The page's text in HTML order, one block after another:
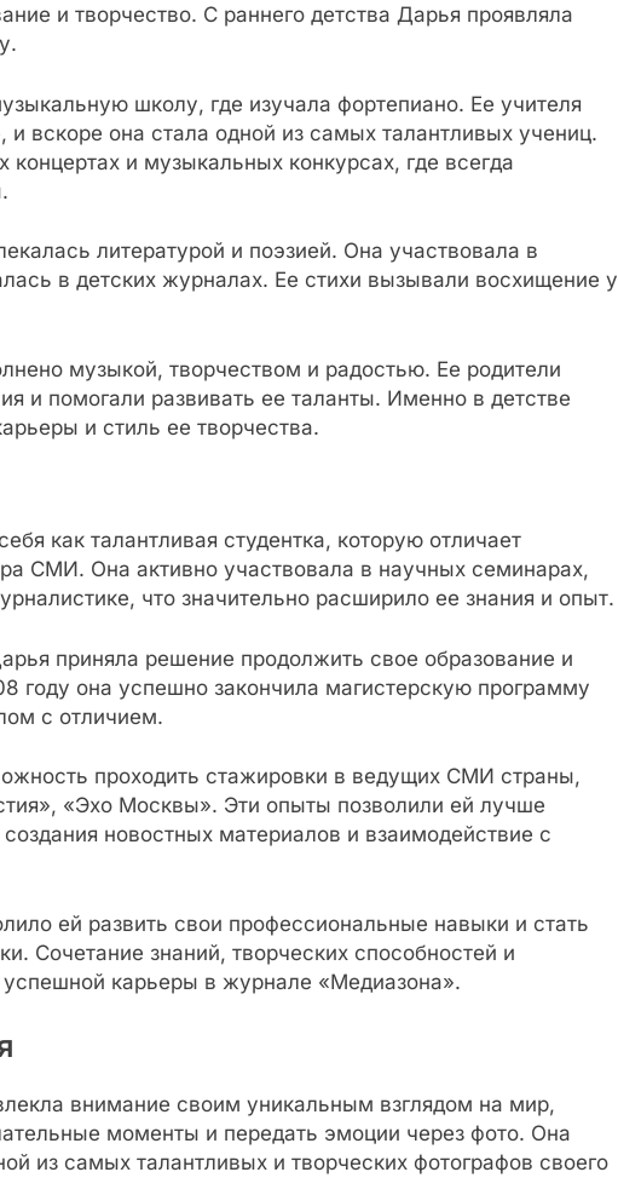
и творчество. С раннего детства Дарья проявляла
школу, где изучала фортепиано. Ее учителя
и вскоре она стала одной из самых талантливых учениц.
и музыкальных конкурсах, где всегда
литературой и поэзией. Она участвовала в
в детских журналах. Ее стихи вызывали восхищение у
музыкой, творчеством и радостью. Ее родители
и помогали развивать ее таланты. Именно в детстве
и стиль ее творчества.
как талантливая студентка, которую отличает
СМИ. Она активно участвовала в научных семинарах,
что значительно расширило ее знания и опыт.
приняла решение продолжить свое образование и
году она успешно закончила магистерскую программу
с отличием.
проходить стажировки в ведущих СМИ страны,
«Эхо Москвы». Эти опыты позволили ей лучше
новостных материалов и взаимодействие с
ей развить свои профессиональные навыки и стать
Сочетание знаний, творческих способностей и
карьеры в журнале «Медиазона».
внимание своим уникальным взглядом на мир,
моменты и передать эмоции через фото. Она
из самых талантливых и творческих фотографов своего